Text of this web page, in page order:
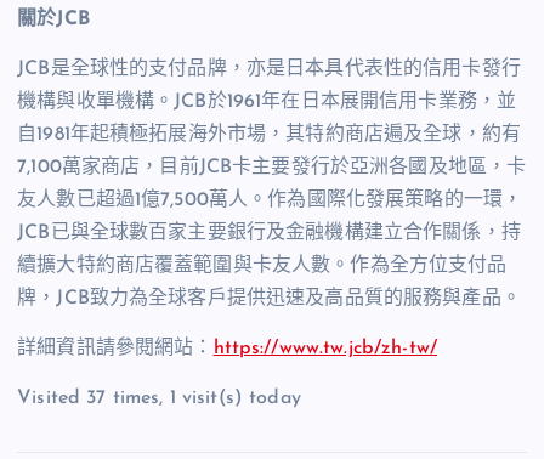
關於JCB
JCB是全球性的支付品牌，亦是日本具代表性的信用卡發行
機構與收單機構。JCB於1961年在日本展開信用卡業務，並
自1981年起積極拓展海外市場，其特約商店遍及全球，約有
7,100萬家商店，目前JCB卡主要發行於亞洲各國及地區，卡
友人數已超過1億7,500萬人。作為國際化發展策略的一環，
JCB已與全球數百家主要銀行及金融機構建立合作關係，持
續擴大特約商店覆蓋範圍與卡友人數。作為全方位支付品
牌，JCB致力為全球客戶提供迅速及高品質的服務與產品。
詳細資訊請參閱網站： https://www.tw.jcb/zh-tw/
Visited 37 times, 1 visit(s) today